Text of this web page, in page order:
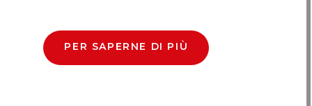
PER SAPERNE DI PIÙ